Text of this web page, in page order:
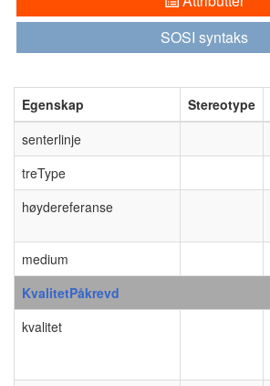
SOSI syntaks
Egenskap Stereotype
senterlinje
treType
høydereferanse
medium
KvalitetPåkrevd
kvalitet